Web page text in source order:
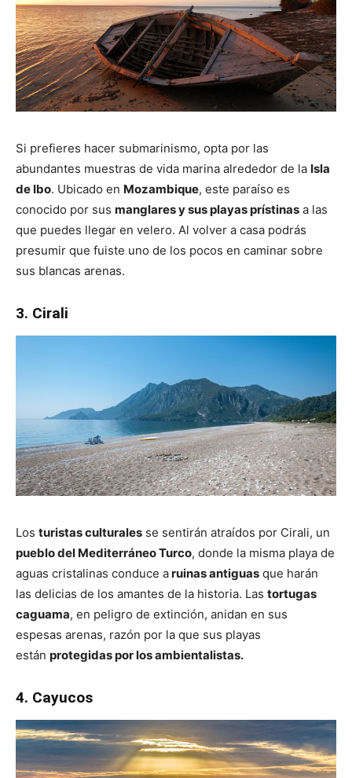
Si prefieres hacer submarinismo, opta por las
abundantes muestras de vida marina alrededor de la Isla
de Ibo. Ubicado en Mozambique, este paraíso es
conocido por sus manglares y sus playas prístinas a las
que puedes llegar en velero. Al volver a casa podrás
presumir que fuiste uno de los pocos en caminar sobre
sus blancas arenas.
3. Cirali
Los turistas culturales se sentirán atraídos por Cirali, un
pueblo del Mediterráneo Turco, donde la misma playa de
aguas cristalinas conduce aruinas antiguas que harán
las delicias de los amantes de la historia. Las tortugas
caguama, en peligro de extinción, anidan en sus
espesas arenas, razón por la que sus playas
están protegidas por los ambientalistas.
4. Cayucos